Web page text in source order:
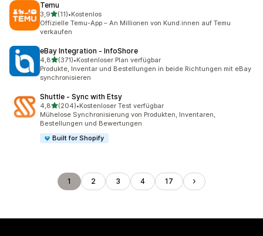
Temu
3,9von 5 Sternen
(11)
11 Rezensionen insgesamt
•Kostenlos
Offizielle Temu-App – An Millionen von Kund:innen auf Temu
verkaufen
eBay Integration ‑ InfoShore
4,8von 5 Sternen
(371)
371 Rezensionen insgesamt
•Kostenloser Plan verfügbar
Produkte, Inventar und Bestellungen in beide Richtungen mit eBay
synchronisieren
Shuttle ‑ Sync with Etsy
4,8von 5 Sternen
(204)
204 Rezensionen insgesamt
•Kostenloser Test verfügbar
Mühelose Synchronisierung von Produkten, Inventaren,
Bestellungen und Bewertungen
Built for Shopify
1 2 3 4 17